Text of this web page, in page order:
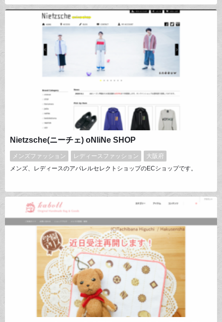
ンの方でも、ちょっと頑張れば真剣を手に入れられるような、価格帯のお刀
を中心に販売しております。
Nietzsche(ニーチェ) oNliNe SHOP
メンズファッション レディースファッション
大阪府
メンズ、レディースのアパレルセレクトショップのECショップです。